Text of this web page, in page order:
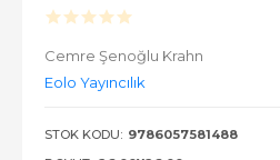
Cemre Şenoğlu Krahn
Eolo Yayıncılık
STOK KODU: 9786057581488